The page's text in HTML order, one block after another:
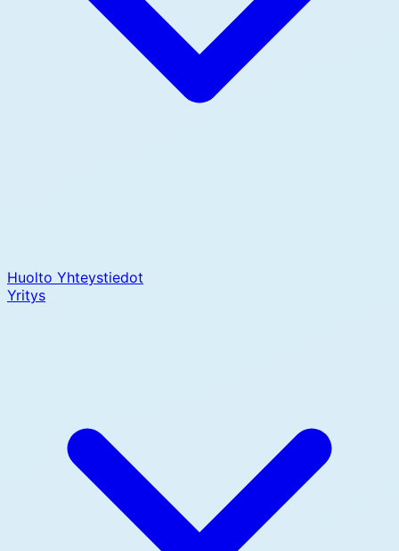
Huolto Yhteystiedot
Yritys